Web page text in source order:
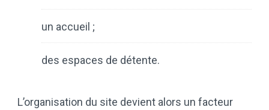
un accueil ;
des espaces de détente.
L’organisation du site devient alors un facteur